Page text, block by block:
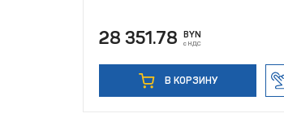
28 351.78 BYN
с НДС
В КОРЗИНУ